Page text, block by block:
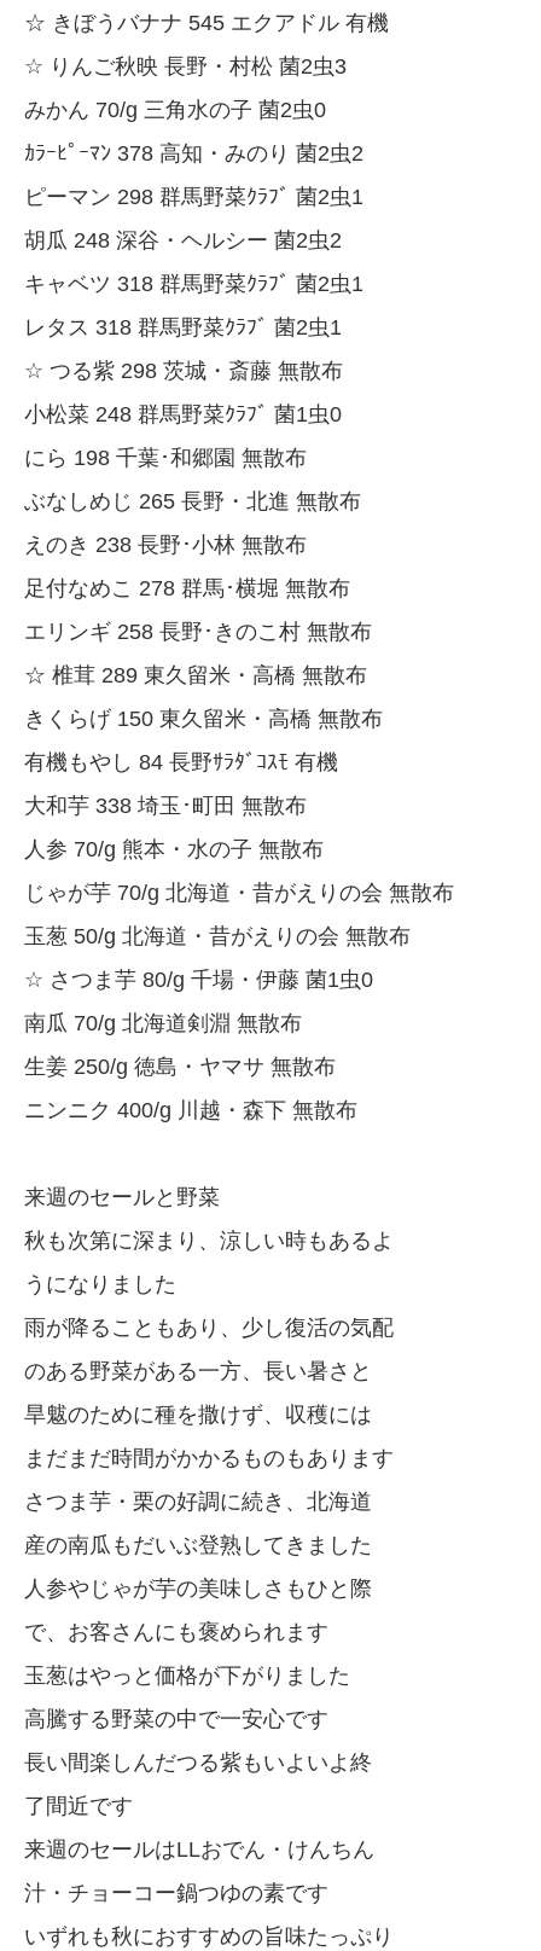
☆ きぼうバナナ 545 エクアドル 有機
☆ りんご秋映 長野・村松 菌2虫3
みかん 70/g 三角水の子 菌2虫0
ｶﾗｰﾋﾟｰﾏﾝ 378 高知・みのり 菌2虫2
ピーマン 298 群馬野菜ｸﾗﾌﾞ 菌2虫1
胡瓜 248 深谷・ヘルシー 菌2虫2
キャベツ 318 群馬野菜ｸﾗﾌﾞ 菌2虫1
レタス 318 群馬野菜ｸﾗﾌﾞ 菌2虫1
☆ つる紫 298 茨城・斎藤 無散布
小松菜 248 群馬野菜ｸﾗﾌﾞ 菌1虫0
にら 198 千葉･和郷園 無散布
ぶなしめじ 265 長野・北進 無散布
えのき 238 長野･小林 無散布
足付なめこ 278 群馬･横堀 無散布
エリンギ 258 長野･きのこ村 無散布
☆ 椎茸 289 東久留米・高橋 無散布
きくらげ 150 東久留米・高橋 無散布
有機もやし 84 長野ｻﾗﾀﾞｺｽﾓ 有機
大和芋 338 埼玉･町田 無散布
人参 70/g 熊本・水の子 無散布
じゃが芋 70/g 北海道・昔がえりの会 無散布
玉葱 50/g 北海道・昔がえりの会 無散布
☆ さつま芋 80/g 千場・伊藤 菌1虫0
南瓜 70/g 北海道剣淵 無散布
生姜 250/g 徳島・ヤマサ 無散布
ニンニク 400/g 川越・森下 無散布
来週のセールと野菜
秋も次第に深まり、涼しい時もあるよ
うになりました
雨が降ることもあり、少し復活の気配
のある野菜がある一方、長い暑さと
旱魃のために種を撒けず、収穫には
まだまだ時間がかかるものもあります
さつま芋・栗の好調に続き、北海道
産の南瓜もだいぶ登熟してきました
人参やじゃが芋の美味しさもひと際
で、お客さんにも褒められます
玉葱はやっと価格が下がりました
高騰する野菜の中で一安心です
長い間楽しんだつる紫もいよいよ終
了間近です
来週のセールはLLおでん・けんちん
汁・チョーコー鍋つゆの素です
いずれも秋におすすめの旨味たっぷり